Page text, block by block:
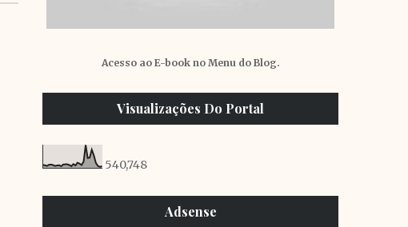
Acesso ao E-book no Menu do Blog.
Visualizações Do Portal
540,748
Adsense